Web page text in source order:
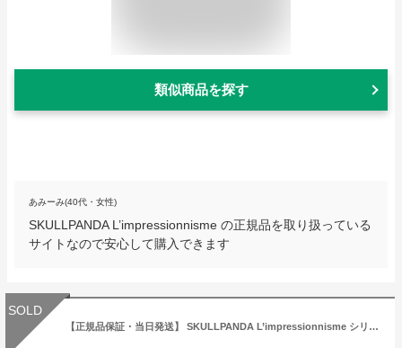
類似商品を探す
あみーみ(40代・女性)
SKULLPANDA L’impressionnisme の正規品を取り扱っている
サイトなので安心して購入できます
SOLD
【正規品保証・当日発送】 SKULLPANDA L’impressionnisme シリーズ ぬいぐるみペンダント【アソートボックス 9ピース】【ピース】 POP MART ポップマート Popmart スカルパンダ ポップマートスカルパンダ スカルパンダぬいぐるみ ぬいぐるみ グッズ かわいい プレゼント